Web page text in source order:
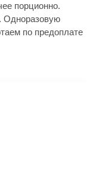
порционно.
Одноразовую
по предоплате